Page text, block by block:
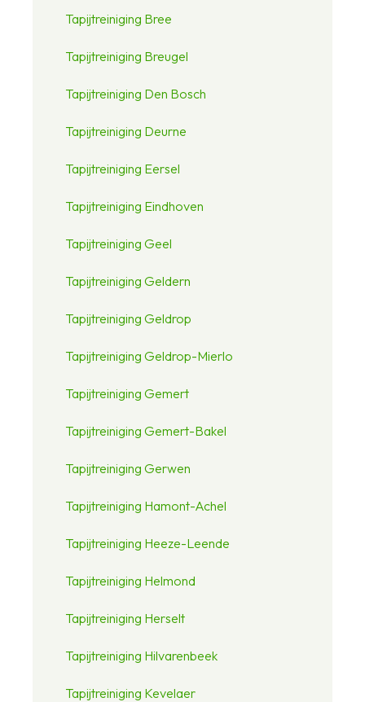
Tapijtreiniging Bree
Tapijtreiniging Breugel
Tapijtreiniging Den Bosch
Tapijtreiniging Deurne
Tapijtreiniging Eersel
Tapijtreiniging Eindhoven
Tapijtreiniging Geel
Tapijtreiniging Geldern
Tapijtreiniging Geldrop
Tapijtreiniging Geldrop-Mierlo
Tapijtreiniging Gemert
Tapijtreiniging Gemert-Bakel
Tapijtreiniging Gerwen
Tapijtreiniging Hamont-Achel
Tapijtreiniging Heeze-Leende
Tapijtreiniging Helmond
Tapijtreiniging Herselt
Tapijtreiniging Hilvarenbeek
Tapijtreiniging Kevelaer